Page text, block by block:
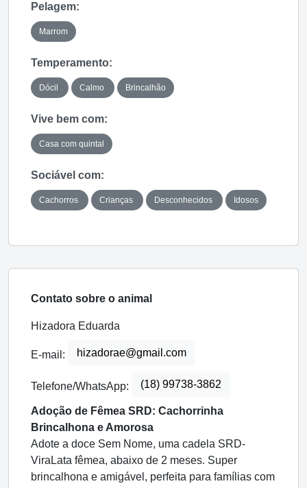
Pelagem:
Marrom
Temperamento:
Dócil Calmo Brincalhão
Vive bem com:
Casa com quintal
Sociável com:
Cachorros Crianças Desconhecidos Idosos
Contato sobre o animal
Hizadora Eduarda
E-mail: hizadorae@gmail.com
Telefone/WhatsApp: (18) 99738-3862
Adoção de Fêmea SRD: Cachorrinha
Brincalhona e Amorosa
Adote a doce Sem Nome, uma cadela SRD-
ViraLata fêmea, abaixo de 2 meses. Super
brincalhona e amigável, perfeita para famílias com